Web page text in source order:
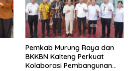
Pemkab Murung Raya dan
BKKBN Kalteng Perkuat
Kolaborasi Pembangunan